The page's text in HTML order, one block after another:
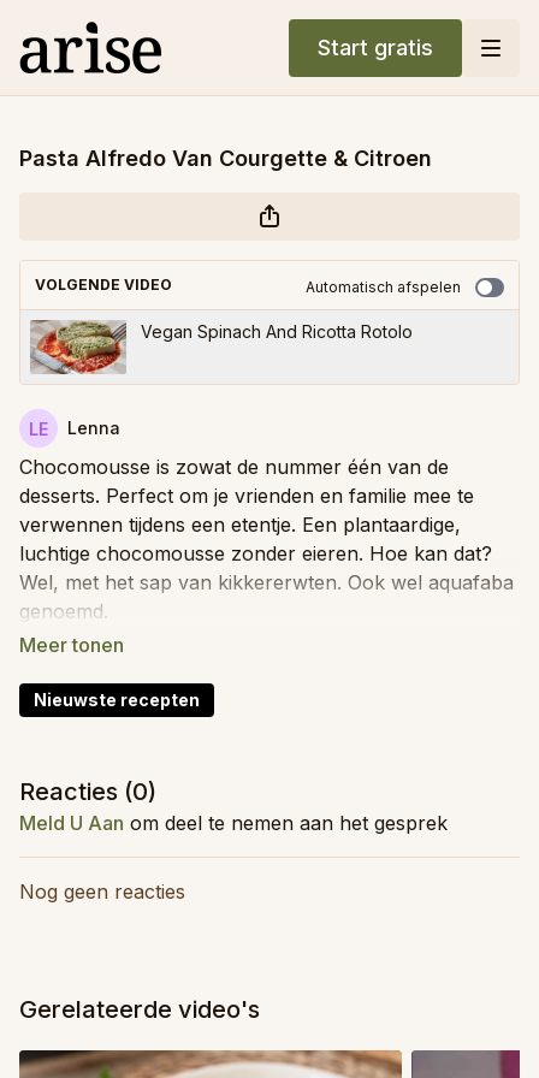
Start gratis
Pasta Alfredo Van Courgette & Citroen
VOLGENDE VIDEO Automatisch afspelen
Vegan Spinach And Ricotta Rotolo
Lenna
Chocomousse is zowat de nummer één van de
desserts. Perfect om je vrienden en familie mee te
verwennen tijdens een etentje. Een plantaardige,
luchtige chocomousse zonder eieren. Hoe kan dat?
Wel, met het sap van kikkererwten. Ook wel aquafaba
genoemd.
Moeilijkheid: Makkelijk
Kidsproof: Ja
Food prep: Ja
Ingrediënten (voor 4 personen)
350 gr (glutenvrije) pasta
1 el Italiaanse kruiden
1 blokje groentebouillon
Nieuwste recepten
Reacties (0)
Meld U Aan om deel te nemen aan het gesprek
Nog geen reacties
Gerelateerde video's